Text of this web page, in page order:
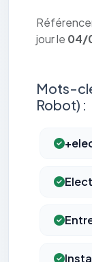
jour le 04/
Mots-
Robot) :